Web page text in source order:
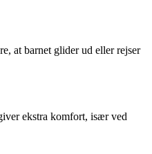
at barnet glider ud eller rejser
ekstra komfort, især ved